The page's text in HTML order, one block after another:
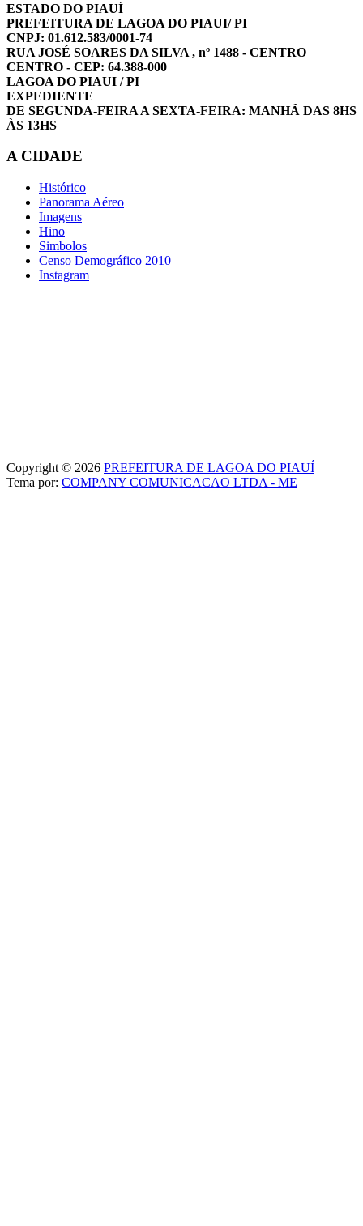
ESTADO DO PIAUÍ
PREFEITURA DE LAGOA DO PIAUI/ PI
CNPJ: 01.612.583/0001-74
RUA JOSÉ SOARES DA SILVA , nº 1488 - CENTRO
CENTRO - CEP: 64.388-000
LAGOA DO PIAUI / PI
EXPEDIENTE
DE SEGUNDA-FEIRA A SEXTA-FEIRA: MANHÃ DAS 8HS
ÀS 13HS
A CIDADE
Histórico
Panorama Aéreo
Imagens
Hino
Simbolos
Censo Demográfico 2010
Instagram
Copyright © 2026 PREFEITURA DE LAGOA DO PIAUÍ
Tema por: COMPANY COMUNICACAO LTDA - ME